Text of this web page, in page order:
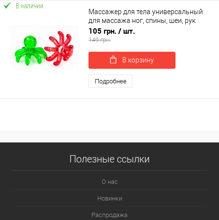
В наличии
Массажер для тела универсальный
для массажа ног, спины, шеи, рук
OSPORT Осьминог (OF-0273)
105 грн. / шт.
149 грн.
В корзину
Подробнее
Полезные ссылки
О нас
Новинки
Распродажа